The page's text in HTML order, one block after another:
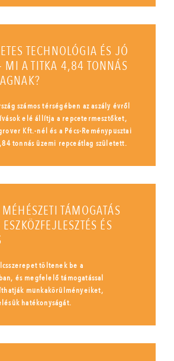
TECHNOLÓGIA ÉS JÓ
MI A TITKA 4,84 TONNÁS
számos térségében az aszály évről
elé állítja a repcetermesztőket,
Kft.-nél és a Pécs-Reménypusztai
tonnás üzemi repceátlag született.
TÁMOGATÁS
ÉS
töltenek be a
és megfelelő támogatással
munkakörülményeiket,
hatékonyságát.